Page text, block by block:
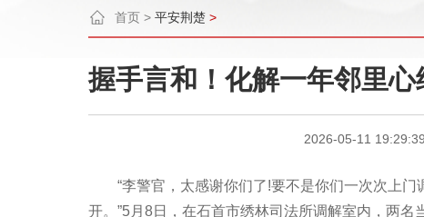
首页 > 平安荆楚 >
握手言和！化解一年邻里心
2026-05-11
“李警官，太感谢你们了!要不是你们一次次上门
开。”5月8日，在石首市绣林司法所调解室内，两